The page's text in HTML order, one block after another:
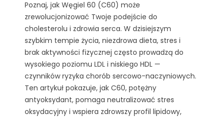
Poznaj, jak Węgiel 60 (C60) może
zrewolucjonizować Twoje podejście do
cholesterolu i zdrowia serca. W dzisiejszym
szybkim tempie życia, niezdrowa dieta, stres i
brak aktywności fizycznej często prowadzą do
wysokiego poziomu LDL i niskiego HDL —
czynników ryzyka chorób sercowo-naczyniowych.
Ten artykuł pokazuje, jak C60, potężny
antyoksydant, pomaga neutralizować stres
oksydacyjny i wspiera zdrowszy profil lipidowy,